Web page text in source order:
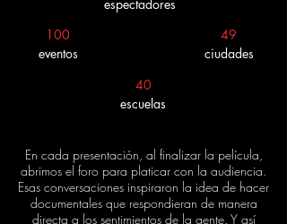
100
eventos
espectadores
40
escuelas
49
ciudades
En cada presentación, al finalizar la película,
abrimos el foro para platicar con la audiencia.
Esas conversaciones inspiraron la idea de hacer
documentales que respondieran de manera
directa a los sentimientos de la gente. Y así